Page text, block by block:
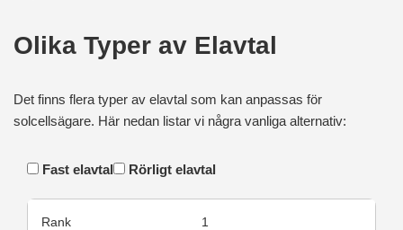
Olika Typer av Elavtal
Det finns flera typer av elavtal som kan anpassas för
solcellsägare. Här nedan listar vi några vanliga alternativ:
Fast elavtal Rörligt elavtal
1